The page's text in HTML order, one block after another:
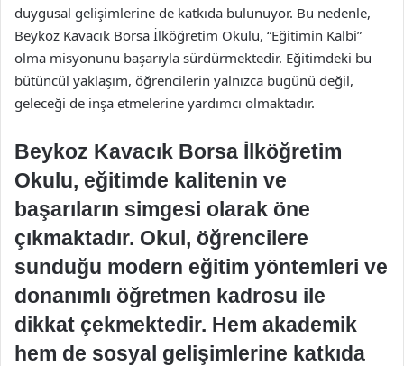
duygusal gelişimlerine de katkıda bulunuyor. Bu nedenle,
Beykoz Kavacık Borsa İlköğretim Okulu, “Eğitimin Kalbi”
olma misyonunu başarıyla sürdürmektedir. Eğitimdeki bu
bütüncül yaklaşım, öğrencilerin yalnızca bugünü değil,
geleceği de inşa etmelerine yardımcı olmaktadır.
Beykoz Kavacık Borsa İlköğretim
Okulu, eğitimde kalitenin ve
başarıların simgesi olarak öne
çıkmaktadır. Okul, öğrencilere
sunduğu modern eğitim yöntemleri ve
donanımlı öğretmen kadrosu ile
dikkat çekmektedir. Hem akademik
hem de sosyal gelişimlerine katkıda